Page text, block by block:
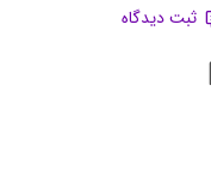
ثبت دیدگاه